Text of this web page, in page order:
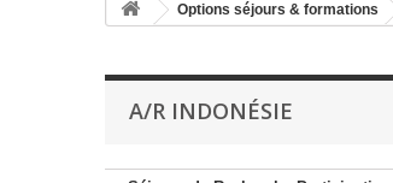
Options séjours & formations
A/R INDONÉSIE